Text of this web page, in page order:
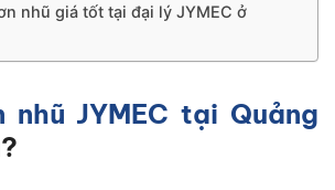
nhũ giá tốt tại đại lý JYMEC ở
nhũ JYMEC tại Quảng